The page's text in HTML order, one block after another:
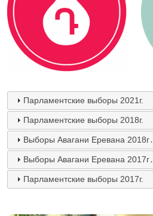
Парламентские выборы 2021г.
Парламентские выборы 2018г.
Выборы Авагани Еревана 2018г․
Выборы Авагани Еревана 2017г․
Парламентские выборы 2017г.